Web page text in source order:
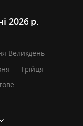
2026 р.
Великдень
— Трійця